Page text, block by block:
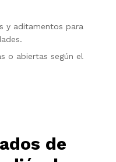
y aditamentos para
o abiertas según el
de